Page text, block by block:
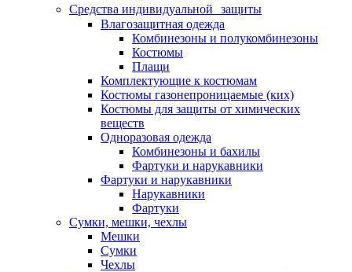
Средства индивидуальной защиты
Влагозащитная одежда
Комбинезоны и полукомбинезоны
Костюмы
Плащи
Комплектующие к костюмам
Костюмы газонепроницаемые (ких)
Костюмы для защиты от химических
веществ
Одноразовая одежда
Комбинезоны и бахилы
Фартуки и нарукавники
Фартуки и нарукавники
Нарукавники
Фартуки
Сумки, мешки, чехлы
Мешки
Сумки
Чехлы